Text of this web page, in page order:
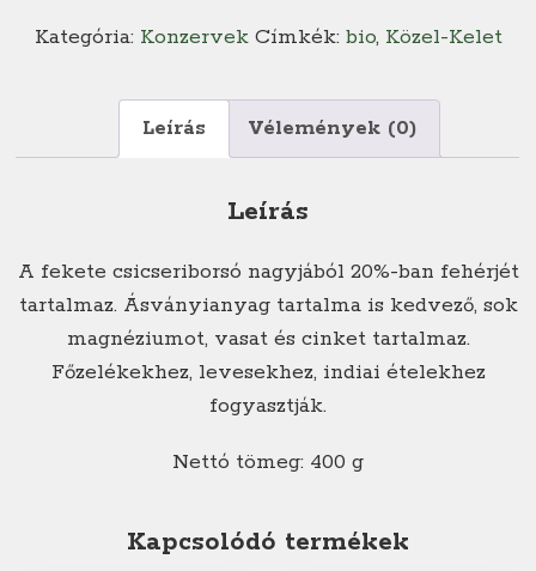
csicseriborsó
Kategória: Konzervek Címkék: bio, Közel-Kelet
Leírás Vélemények (0)
Leírás
A fekete csicseriborsó nagyjából 20%-ban fehérjét
tartalmaz. Ásványianyag tartalma is kedvező, sok
magnéziumot, vasat és cinket tartalmaz.
Főzelékekhez, levesekhez, indiai ételekhez
fogyasztják.
Nettó tömeg: 400 g
Kapcsolódó termékek